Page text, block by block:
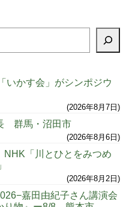
かす会」がシンポジウ
2026年8月7日
群馬・沼田市
2026年8月6日
「川とひとをみつめ
2026年8月2日
嘉田由紀子さん講演会